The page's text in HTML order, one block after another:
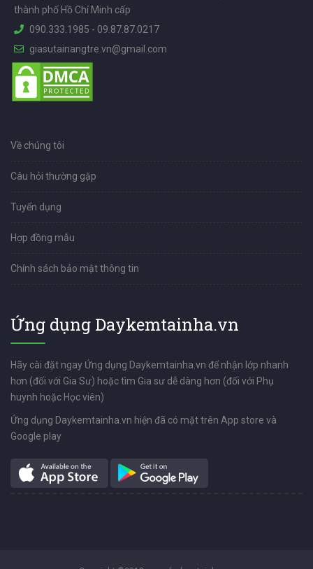
thành phố Hồ Chí Minh cấp
090.333.1985 - 09.87.87.0217
giasutainangtre.vn@gmail.com
Về chúng tôi
Câu hỏi thường gặp
Tuyển dụng
Hợp đồng mẫu
Chính sách bảo mật thông tin
Ứng dụng Daykemtainha.vn
Hãy cài đặt ngay Ứng dụng Daykemtainha.vn để nhận lớp nhanh
hơn (đối với Gia Sư) hoặc tìm Gia sư dễ dàng hơn (đối với Phụ
huynh hoặc Học viên)
Ứng dụng Daykemtainha.vn hiện đã có mặt trên App store và
Google play